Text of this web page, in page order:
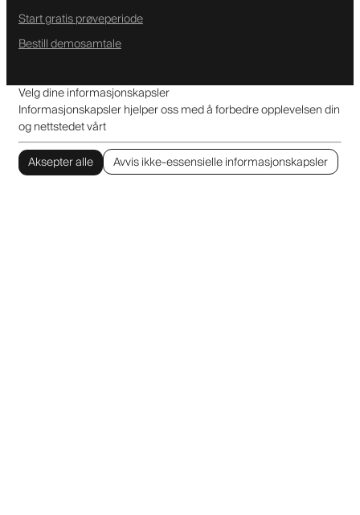
Start gratis prøveperiode
Bestill demosamtale
Velg dine informasjonskapsler
Informasjonskapsler hjelper oss med å forbedre opplevelsen din
og nettstedet vårt
Aksepter alle
Avvis ikke-essensielle informasjonskapsler